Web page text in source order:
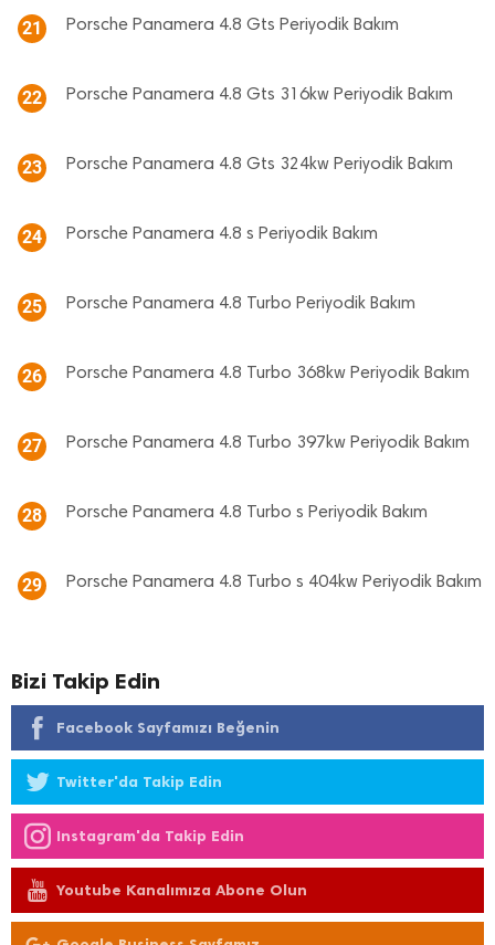
21 Porsche Panamera 4.8 Gts Periyodik Bakım
22 Porsche Panamera 4.8 Gts 316kw Periyodik Bakım
23 Porsche Panamera 4.8 Gts 324kw Periyodik Bakım
24 Porsche Panamera 4.8 s Periyodik Bakım
25 Porsche Panamera 4.8 Turbo Periyodik Bakım
26 Porsche Panamera 4.8 Turbo 368kw Periyodik Bakım
27 Porsche Panamera 4.8 Turbo 397kw Periyodik Bakım
28 Porsche Panamera 4.8 Turbo s Periyodik Bakım
29 Porsche Panamera 4.8 Turbo s 404kw Periyodik Bakım
Bizi Takip Edin
Facebook Sayfamızı Beğenin
Twitter'da Takip Edin
Instagram'da Takip Edin
Youtube Kanalımıza Abone Olun